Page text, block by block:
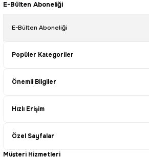
E-Bülten Aboneliği
Popüler Kategoriler
Önemli Bilgiler
Hızlı Erişim
Özel Sayfalar
Müşteri Hizmetleri